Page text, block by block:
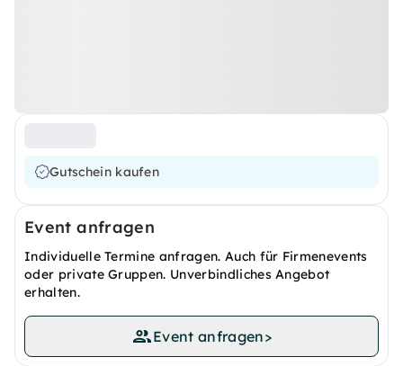
Gutschein kaufen
Event anfragen
Individuelle Termine anfragen. Auch für Firmenevents
oder private Gruppen. Unverbindliches Angebot
erhalten.
Event anfragen>